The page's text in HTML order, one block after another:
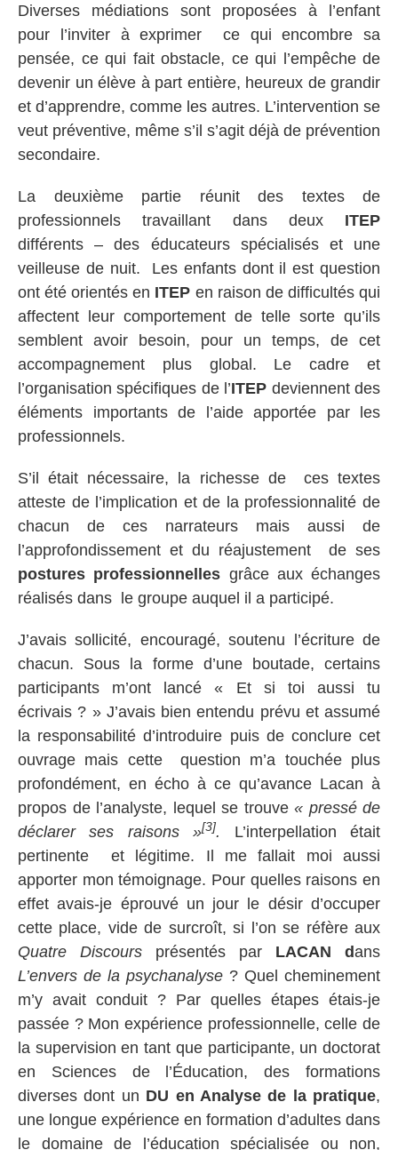
Diverses médiations sont proposées à l’enfant
pour l’inviter à exprimer ce qui encombre sa
pensée, ce qui fait obstacle, ce qui l’empêche de
devenir un élève à part entière, heureux de grandir
et d’apprendre, comme les autres. L’intervention se
veut préventive, même s’il s’agit déjà de prévention
secondaire.
La deuxième partie réunit des textes de
professionnels travaillant dans deuxITEP
différents – des éducateurs spécialisés et une
veilleuse de nuit. Les enfants dont il est question
ont été orientés en ITEP en raison de difficultés qui
affectent leur comportement de telle sorte qu’ils
semblent avoir besoin, pour un temps, de cet
accompagnement plus global. Le cadre et
l’organisation spécifiques de l’ITEP deviennent des
éléments importants de l’aide apportée par les
professionnels.
S’il était nécessaire, la richesse de ces textes
atteste de l’implication et de la professionnalité de
chacun de ces narrateurs mais aussi de
l’approfondissement et du réajustement de ses
postures professionnelles grâce aux échanges
réalisés dans le groupe auquel il a participé.
J’avais sollicité, encouragé, soutenu l’écriture de
chacun. Sous la forme d’une boutade, certains
participants m’ont lancé « Et si toi aussi tu
écrivais ? » J’avais bien entendu prévu et assumé
la responsabilité d’introduire puis de conclure cet
ouvrage mais cette question m’a touchée plus
profondément, en écho à ce qu’avance Lacan à
propos de l’analyste, lequel se trouve « pressé de
déclarer ses raisons »[3].
L’interpellation était
pertinente et légitime. Il me fallait moi aussi
apporter mon témoignage. Pour quelles raisons en
effet avais-je éprouvé un jour le désir d’occuper
cette place, vide de surcroît, si l’on se réfère aux
Quatre Discours présentés par LACAN dans
L’envers de la psychanalyse ? Quel cheminement
m’y avait conduit ? Par quelles étapes étais-je
passée ? Mon expérience professionnelle, celle de
la supervision en tant que participante, un doctorat
en Sciences de l’Éducation, des formations
diverses dont un DU en Analyse de la pratique,
une longue expérience en formation d’adultes dans
le domaine de l’éducation spécialisée ou non,